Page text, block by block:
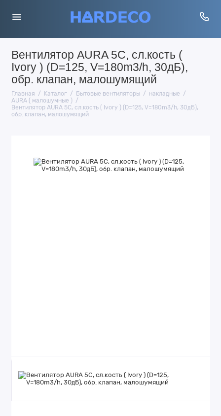
Вентилятор AURA 5C, сл.кость (
Ivory ) (D=125, V=180m3/h, 30дБ),
обр. клапан, малошумящий
Главная Каталог Бытовые вентиляторы
накладные
AURA ( малошумные )
Вентилятор AURA 5C, сл.кость ( Ivory ) (D=125, V=180m3/h, 30дБ),
обр. клапан, малошумящий